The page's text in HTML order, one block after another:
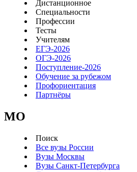
Дистанционное
Специальности
Профессии
Тесты
Учителям
ЕГЭ-2026
ОГЭ-2026
Поступление-2026
Обучение за рубежом
Профориентация
Партнёры
MO
Поиск
Все вузы России
Вузы Москвы
Вузы Санкт-Петербурга